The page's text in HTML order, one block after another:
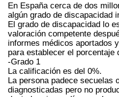
En España cerca de dos
algún grado de discapacidad
El grado de discapacidad lo
valoración competente
informes médicos aportados
para establecer el porcentaje
-Grado 1
La calificación es del 0%.
La persona padece secuelas
diagnosticadas pero no